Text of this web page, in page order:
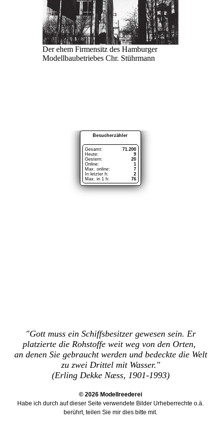
Der ehem Firmensitz des Hamburger
Modellbaubetriebes Chr. Stührmann
"Gott muss ein Schiffsbesitzer gewesen sein. Er
platzierte die Rohstoffe weit weg von den Orten,
an denen Sie gebraucht werden und bedeckte die Welt
zu zwei Drittel mit Wasser."
(Erling Dekke Næss, 1901-1993)
© 2026 Modellreederei
Habe ich durch auf dieser Seite verwendete Bilder Urheberrechte o.ä.
berührt, teilen Sie mir dies bitte mit.